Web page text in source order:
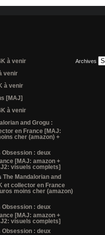
à venir
venir
à venir
[MAJ]
à venir
and Grogu :
en France [MAJ:
cher (amazon) +
Obsession : deux
[MAJ: amazon +
visuels complets]
The Mandalorian and
et collector en France
moins cher (amazon)
Obsession : deux
[MAJ: amazon +
visuels complets]
Obsession : deux
Archives